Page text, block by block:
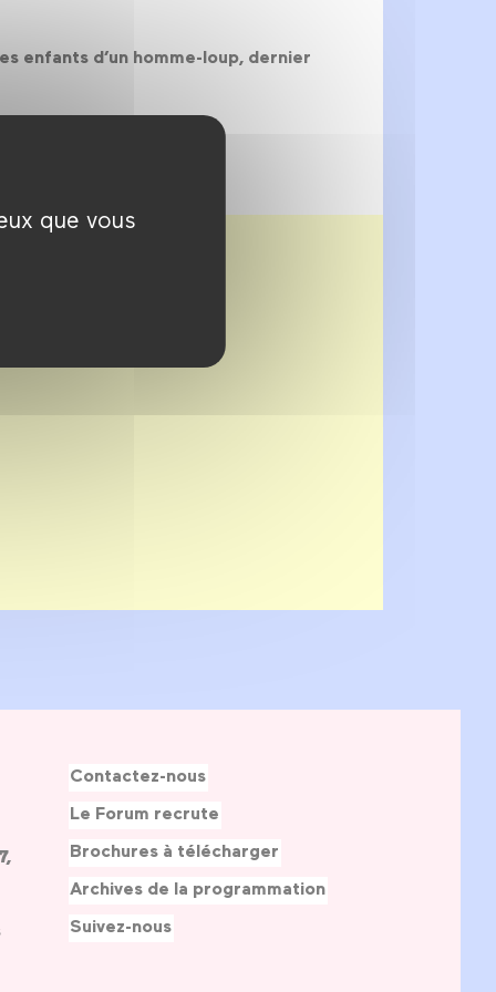
que vous
enfants d’un homme-loup, dernier
Contactez-nous
Le Forum recrute
Brochures à télécharger
Archives de la programmation
Suivez-nous